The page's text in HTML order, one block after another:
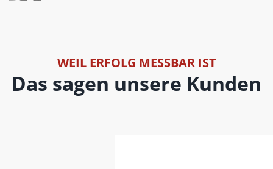
WEIL ERFOLG MESSBAR IST
Das sagen unsere Kunden